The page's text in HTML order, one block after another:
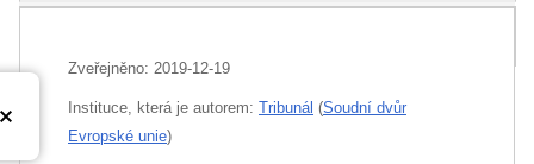
Zveřejněno: 2019-12-19
Instituce, která je autorem: Tribunál (Soudní dvůr
Evropské unie)